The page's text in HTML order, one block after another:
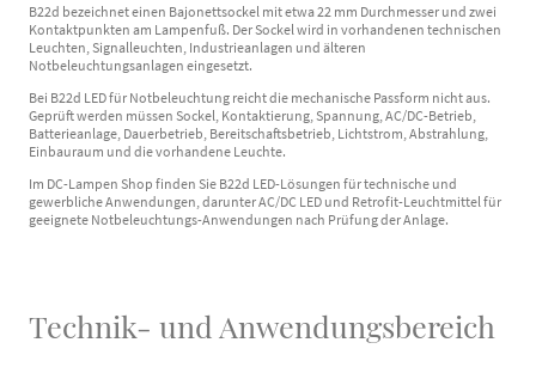
B22d bezeichnet einen Bajonettsockel mit etwa 22 mm Durchmesser und zwei
Kontaktpunkten am Lampenfuß. Der Sockel wird in vorhandenen technischen
Leuchten, Signalleuchten, Industrieanlagen und älteren
Notbeleuchtungsanlagen eingesetzt.
Bei B22d LED für Notbeleuchtung reicht die mechanische Passform nicht aus.
Geprüft werden müssen Sockel, Kontaktierung, Spannung, AC/DC-Betrieb,
Batterieanlage, Dauerbetrieb, Bereitschaftsbetrieb, Lichtstrom, Abstrahlung,
Einbauraum und die vorhandene Leuchte.
Im DC-Lampen Shop finden Sie B22d LED-Lösungen für technische und
gewerbliche Anwendungen, darunter AC/DC LED und Retrofit-Leuchtmittel für
geeignete Notbeleuchtungs-Anwendungen nach Prüfung der Anlage.
Technik- und Anwendungsbereich